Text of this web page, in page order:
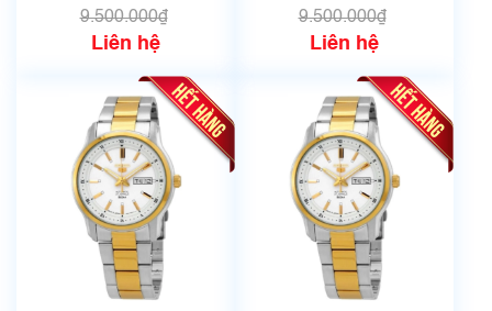
9.500.000₫
Liên hệ
9.500.000₫
Liên hệ